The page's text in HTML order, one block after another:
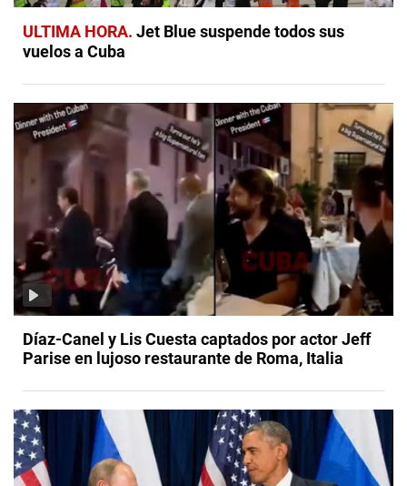
ULTIMA HORA Jet Blue suspende todos sus
vuelos a Cuba
Díaz-Canel y Lis Cuesta captados por actor Jeff
Parise en lujoso restaurante de Roma, Italia